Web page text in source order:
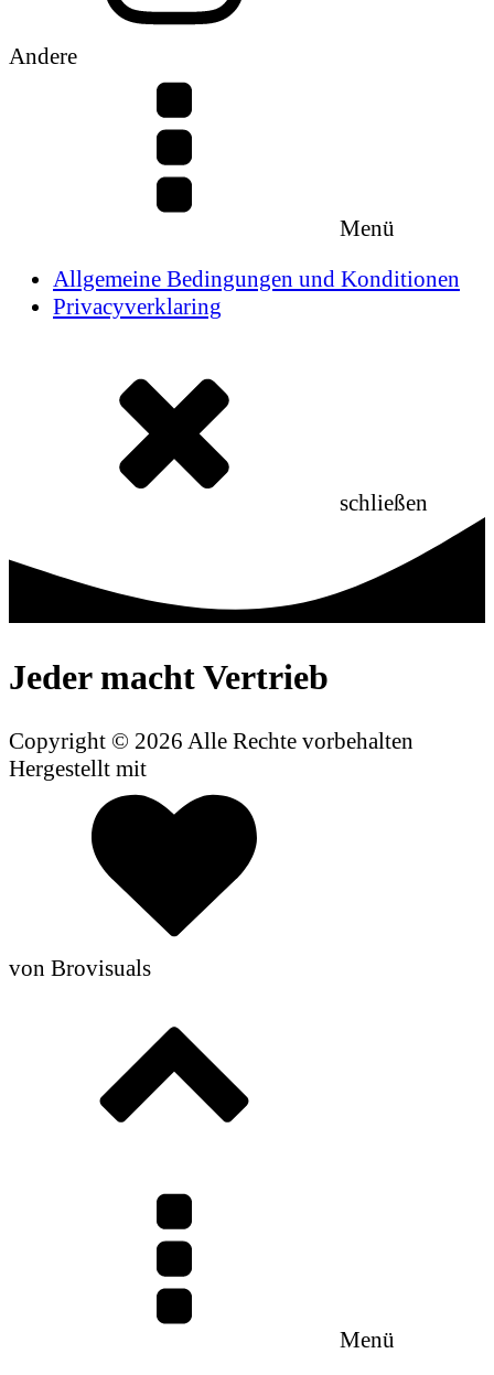
Andere
Menü
Allgemeine Bedingungen und Konditionen
Privacyverklaring
schließen
Jeder macht Vertrieb
Copyright © 2026 Alle Rechte vorbehalten
Hergestellt mit
von Brovisuals
Menü